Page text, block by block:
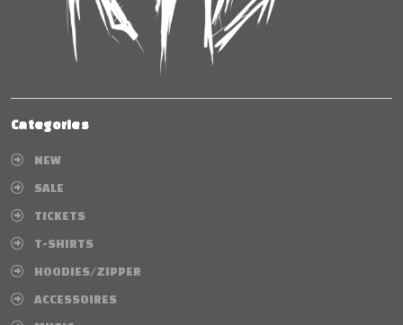
Categories
NEW
SALE
TICKETS
T-SHIRTS
HOODIES/ZIPPER
ACCESSOIRES